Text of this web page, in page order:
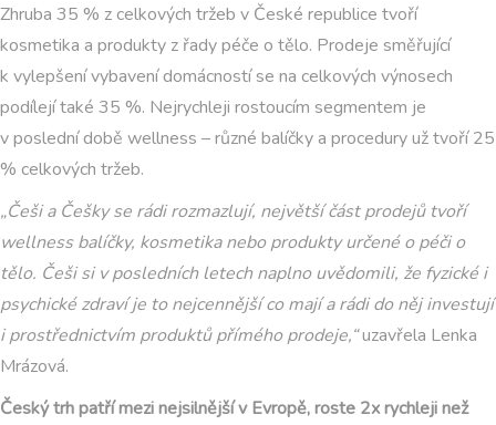
Zhruba 35 % z celkových tržeb v České republice tvoří
kosmetika a produkty z řady péče o tělo. Prodeje směřující
k vylepšení vybavení domácností se na celkových výnosech
podílejí také 35 %. Nejrychleji rostoucím segmentem je
v poslední době wellness – různé balíčky a procedury už tvoří 25
% celkových tržeb.
„Češi a Češky se rádi rozmazlují, největší část prodejů tvoří
wellness balíčky, kosmetika nebo produkty určené o péči o
tělo. Češi si v posledních letech naplno uvědomili, že fyzické i
psychické zdraví je to nejcennější co mají a rádi do něj investují
i prostřednictvím produktů přímého prodeje,“uzavřela Lenka
Mrázová.
Český trh patří mezi nejsilnější v Evropě, roste 2x rychleji než